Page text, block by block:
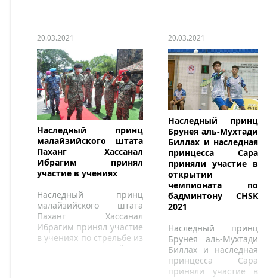
20.03.2021
Наследный принц
малайзийского штата
Паханг Хассанал
Ибрагим принял
участие в учениях
Наследный принц
малайзийского штата
Паханг Хассанал
Ибрагим принял участие
в учениях по стрельбе из
пистолета на армейском
20.03.2021
Наследный принц
Брунея аль-Мухтади
Биллах и наследная
принцесса Сара
приняли участие в
открытии
чемпионата по
бадминтону CHSK
2021
Наследный принц
Брунея аль-Мухтади
Биллах и наследная
принцесса Сара
приняли участие в